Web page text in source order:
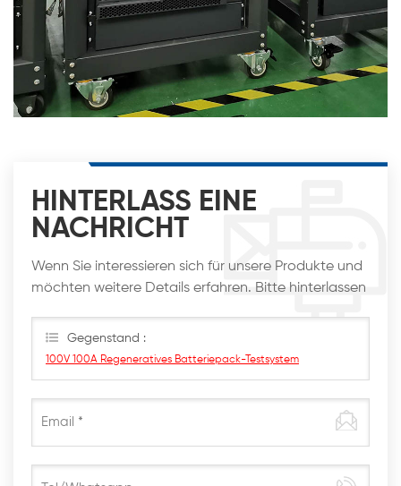
HINTERLASS EINE
NACHRICHT
Wenn Sie interessieren sich für unsere Produkte und
möchten weitere Details erfahren. Bitte hinterlassen
wie möglich antworten
Gegenstand :
100V 100A Regeneratives Batteriepack-Testsystem